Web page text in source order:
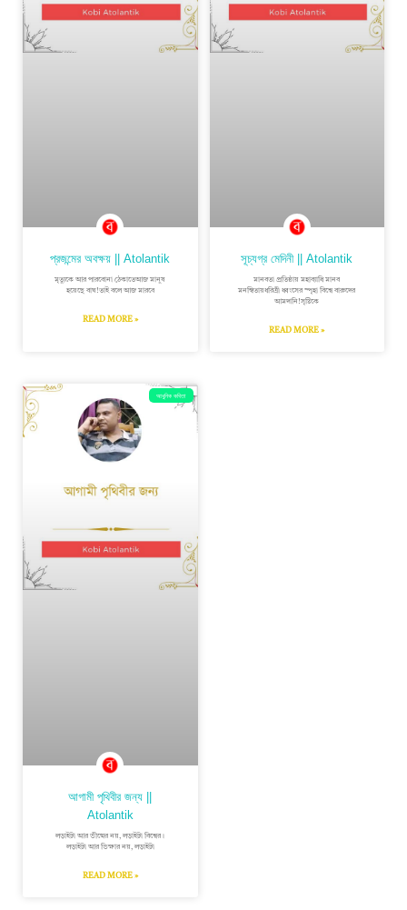
প্রজন্মের অবক্ষয় || Atolantik
মৃত্যুকে আর পারবোনা ঠেকাতেআজ মানুষ
হয়েছে বাঘ!তাই বলে আজ মারবে
READ MORE »
সূচ্যগ্র মেদিনী || Atolantik
মানবতা প্রতিষ্ঠায় মহাব্যাধি মানব
মনস্বিতায়ধরিত্রী ধ্বংসের স্পৃহা বিশ্বে বারুদের
আমদানি!সৃষ্টিকে
READ MORE »
আধুনিক কবিতা
আগামী পৃথিবীর জন্য ||
Atolantik
লড়াইটা আর ভীষ্মের নয়, লড়াইটা বিশ্বের।
লড়াইটা আর ভিক্ষার নয়, লড়াইটা
READ MORE »